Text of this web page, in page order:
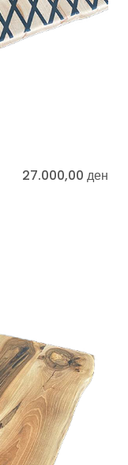
27.000,00 ден